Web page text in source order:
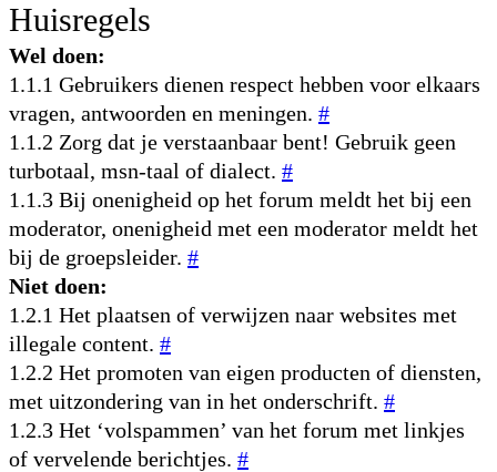
Huisregels
Wel doen:
1.1.1 Gebruikers dienen respect hebben voor elkaars
vragen, antwoorden en meningen. #
1.1.2 Zorg dat je verstaanbaar bent! Gebruik geen
turbotaal, msn-taal of dialect. #
1.1.3 Bij onenigheid op het forum meldt het bij een
moderator, onenigheid met een moderator meldt het
bij de groepsleider. #
Niet doen:
1.2.1 Het plaatsen of verwijzen naar websites met
illegale content. #
1.2.2 Het promoten van eigen producten of diensten,
met uitzondering van in het onderschrift. #
1.2.3 Het ‘volspammen’ van het forum met linkjes
of vervelende berichtjes. #